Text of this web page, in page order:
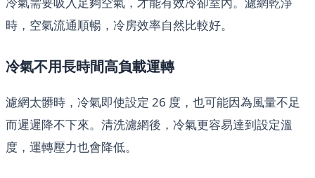
時，空氣流通順暢，冷房效率自然比較好。
冷氣不用長時間高負載運轉
濾網太髒時，冷氣即使設定 26 度，也可能因為風量不足
而遲遲降不下來。清洗濾網後，冷氣更容易達到設定溫
度，運轉壓力也會降低。